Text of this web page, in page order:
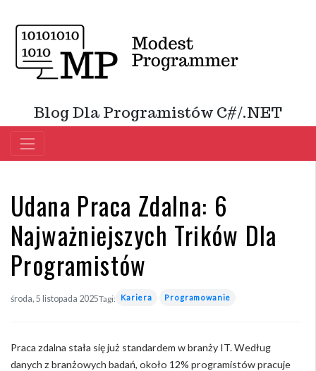
Blog Dla Programistów C#/.NET
Udana Praca Zdalna: 6
Najważniejszych Trików Dla
Programistów
środa, 5 listopada 2025Tagi: Kariera Programowanie
Praca zdalna stała się już standardem w branży IT. Według
danych z branżowych badań, około 12% programistów pracuje